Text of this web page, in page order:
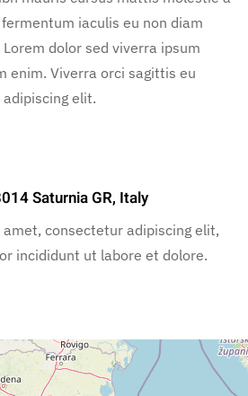
iaculis eu non diam
dolor sed viverra ipsum
enim. Viverra orci sagittis eu
elit.
Saturnia GR, Italy
consectetur adipiscing elit,
incididunt ut labore et dolore.